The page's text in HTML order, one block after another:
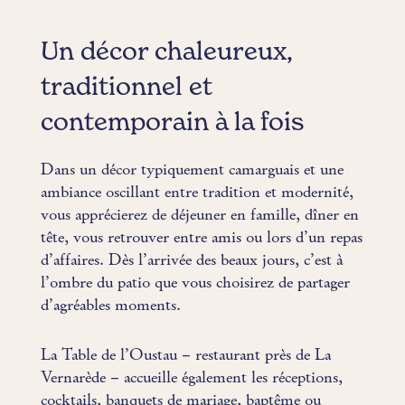
Un décor chaleureux,
traditionnel et
contemporain à la fois
Dans un décor typiquement camarguais et une
ambiance oscillant entre tradition et modernité,
vous apprécierez de déjeuner en famille, dîner en
tête, vous retrouver entre amis ou lors d’un repas
d’affaires. Dès l’arrivée des beaux jours, c’est à
l’ombre du patio que vous choisirez de partager
d’agréables moments.
La Table de l’Oustau – restaurant près de La
Vernarède – accueille également les réceptions,